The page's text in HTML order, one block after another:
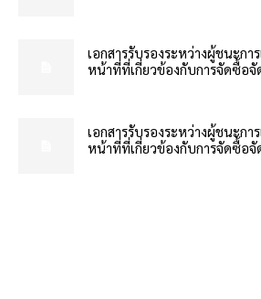
เอกสารรับรองระหว่างผู้ชนะกา
หน้าที่ที่เกี่ยวข้องกับการจัดซื้อจั
เอกสารรับรองระหว่างผู้ชนะกา
หน้าที่ที่เกี่ยวข้องกับการจัดซื้อจั